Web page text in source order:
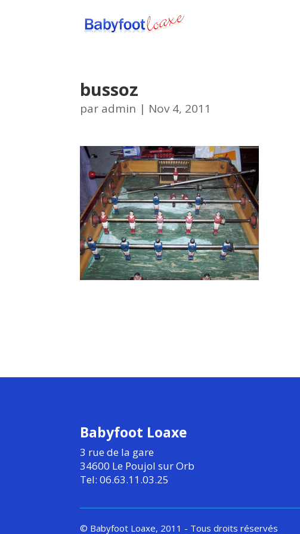
bussoz
par admin | Nov 4, 2011
Babyfoot Loaxe
3 rue de la gare
34600 Le Poujol sur Orb
Tel: 06.63.11.03.25
© Babyfoot Loaxe, 2011 - Tous droits réservés